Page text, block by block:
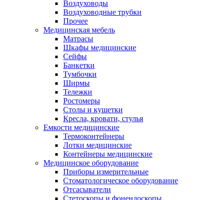
Воздуховоды
Воздуховодные трубки
Прочее
Медицинская мебель
Матрасы
Шкафы медицинские
Сейфы
Банкетки
Тумбочки
Ширмы
Тележки
Ростомеры
Столы и кушетки
Кресла, кровати, стулья
Емкости медицинские
Термоконтейнеры
Лотки медицинские
Контейнеры медицинские
Медицинское оборудование
Приборы измерительные
Стоматологическое оборудование
Отсасыватели
Стетоскопы и фонендоскопы